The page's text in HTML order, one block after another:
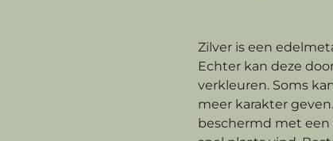
Zilver is een
Echter kan deze
verkleuren. Soms
meer karakter
beschermd met